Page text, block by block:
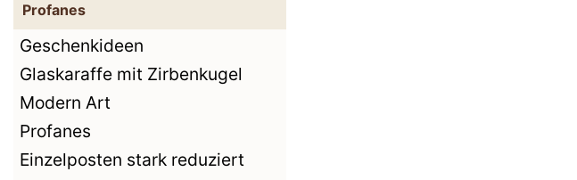
Profanes
Geschenkideen
Glaskaraffe mit Zirbenkugel
Modern Art
Profanes
Einzelposten stark reduziert